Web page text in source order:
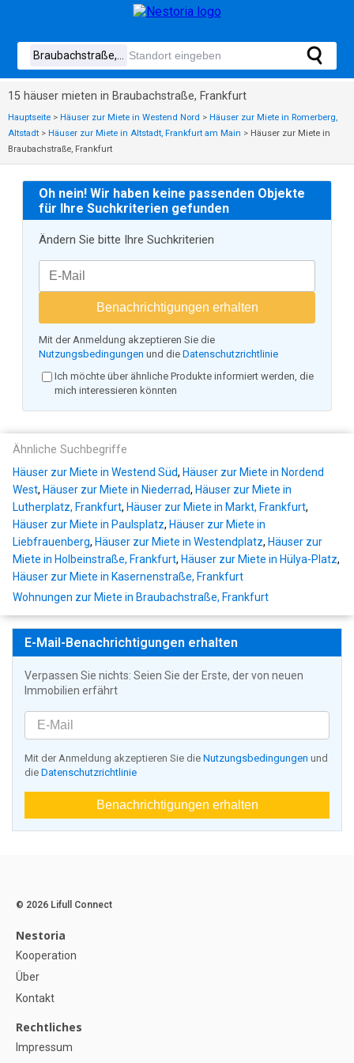
15 häuser mieten in Braubachstraße, Frankfurt
Hauptseite > Häuser zur Miete in Westend Nord > Häuser zur Miete in Romerberg,
Altstadt > Häuser zur Miete in Altstadt, Frankfurt am Main > Häuser zur Miete in
Braubachstraße, Frankfurt
Oh nein! Wir haben keine passenden Objekte
für Ihre Suchkriterien gefunden
Ändern Sie bitte Ihre Suchkriterien
Benachrichtigungen erhalten
Mit der Anmeldung akzeptieren Sie die
Nutzungsbedingungen und die Datenschutzrichtlinie
Ich möchte über ähnliche Produkte informiert werden, die
mich interessieren könnten
Ähnliche Suchbegriffe
Häuser zur Miete in Westend Süd, Häuser zur Miete in Nordend
West, Häuser zur Miete in Niederrad, Häuser zur Miete in
Lutherplatz, Frankfurt, Häuser zur Miete in Markt, Frankfurt,
Häuser zur Miete in Paulsplatz, Häuser zur Miete in
Liebfrauenberg, Häuser zur Miete in Westendplatz, Häuser zur
Miete in Holbeinstraße, Frankfurt, Häuser zur Miete in Hülya-Platz,
Häuser zur Miete in Kasernenstraße, Frankfurt
Wohnungen zur Miete in Braubachstraße, Frankfurt
E-Mail-Benachrichtigungen erhalten
Verpassen Sie nichts: Seien Sie der Erste, der von neuen
Immobilien erfährt
Mit der Anmeldung akzeptieren Sie die Nutzungsbedingungen und
die Datenschutzrichtlinie
Benachrichtigungen erhalten
© 2026 Lifull Connect
Nestoria
Kooperation
Über
Kontakt
Rechtliches
Impressum